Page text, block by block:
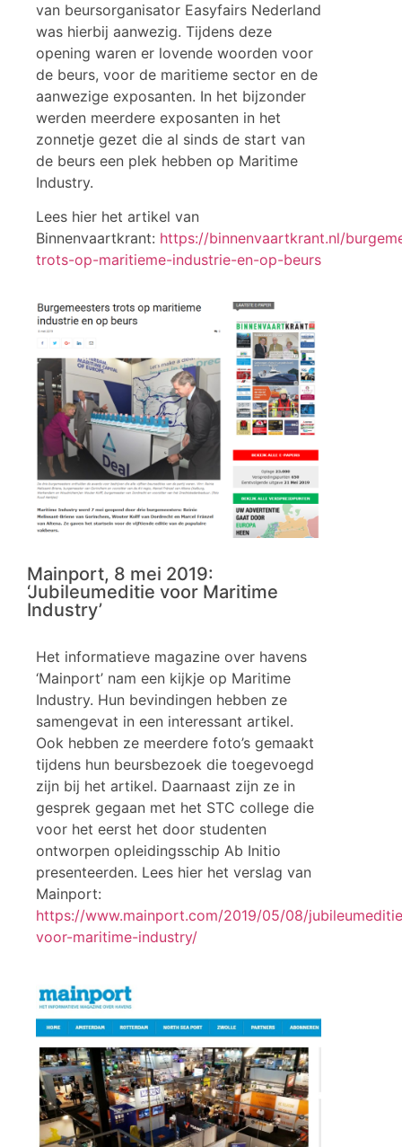
van beursorganisator Easyfairs Nederland
was hierbij aanwezig. Tijdens deze
opening waren er lovende woorden voor
de beurs, voor de maritieme sector en de
aanwezige exposanten. In het bijzonder
werden meerdere exposanten in het
zonnetje gezet die al sinds de start van
de beurs een plek hebben op Maritime
Industry.
Lees hier het artikel van
Binnenvaartkrant: https://binnenvaartkrant.nl/
trots-op-maritieme-industrie-en-op-beurs
Mainport, 8 mei 2019:
‘Jubileumeditie voor Maritime
Industry’
Het informatieve magazine over havens
‘Mainport’ nam een kijkje op Maritime
Industry. Hun bevindingen hebben ze
samengevat in een interessant artikel.
Ook hebben ze meerdere foto’s gemaakt
tijdens hun beursbezoek die toegevoegd
zijn bij het artikel. Daarnaast zijn ze in
gesprek gegaan met het STC college die
voor het eerst het door studenten
ontworpen opleidingsschip Ab Initio
presenteerden. Lees hier het verslag van
Mainport:
https://www.mainport.com/2019/05/08/
voor-maritime-industry/